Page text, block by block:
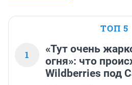
ТОП 5
1
«Тут очень
огня»: что
Wildberries под